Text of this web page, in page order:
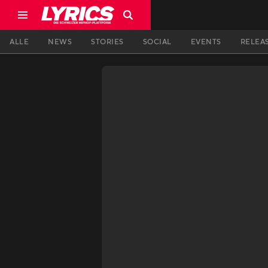
ALLE NEWS STORIES SOCIAL EVENTS